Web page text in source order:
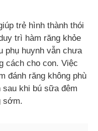
trẻ hình thành thói
trì hàm răng khỏe
phụ huynh vẫn chưa
cách cho con. Việc
đánh răng không phù
khi bú sữa đêm
sớm.